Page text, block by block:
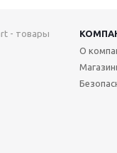
- товары
О